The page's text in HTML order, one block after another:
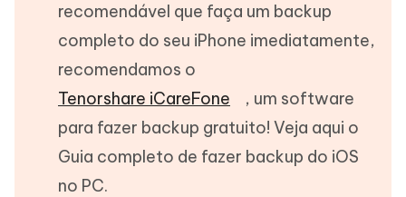
recomendável que faça um backup
completo do seu iPhone imediatamente,
recomendamos o
Tenorshare iCareFone
, um software
para fazer backup gratuito! Veja aqui o
Guia completo de fazer backup do iOS
no PC.